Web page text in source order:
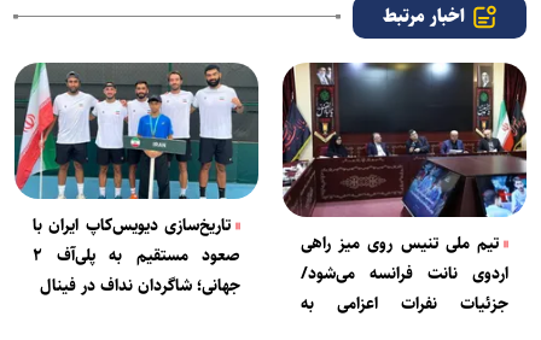
اخبار مرتبط
تیم ملی تنیس روی میز راهی
اردوی نانت فرانسه می‌شود/
جزئیات نفرات اعزامی به
تاریخ‌سازی دیویس‌کاپ ایران با
صعود مستقیم به پلی‌آف ۲
جهانی؛ شاگردان نداف در فینال